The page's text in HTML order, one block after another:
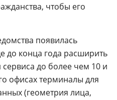
чтобы его
появилась
до конца года расширить
сервиса до более чем 10 и
офисах терминалы для
(геометрия лица,